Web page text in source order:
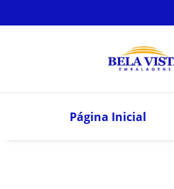
Página Inicial